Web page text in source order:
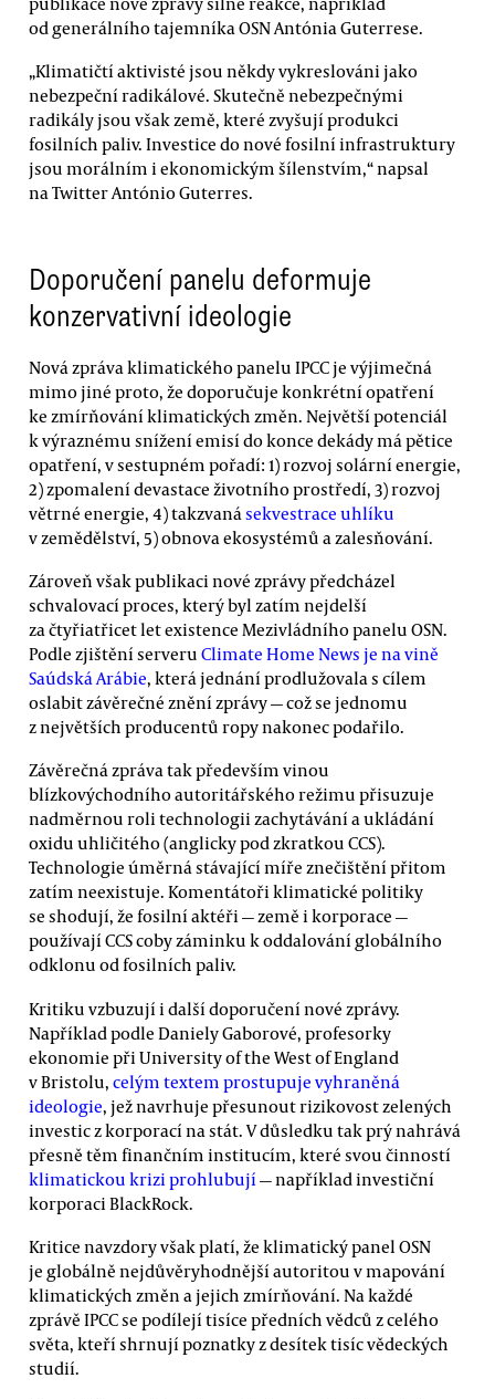
od generálního tajemníka OSN Antónia Guterrese.
„Klimatičtí aktivisté jsou někdy vykreslováni jako
nebezpeční radikálové. Skutečně nebezpečnými
radikály jsou však země, které zvyšují produkci
fosilních paliv. Investice do nové fosilní infrastruktury
jsou morálním i ekonomickým šílenstvím,“ napsal
na Twitter António Guterres.
Doporučení panelu deformuje
konzervativní ideologie
Nová zpráva klimatického panelu IPCC je výjimečná
mimo jiné proto, že doporučuje konkrétní opatření
ke zmírňování klimatických změn. Největší potenciál
k výraznému snížení emisí do konce dekády má pětice
opatření, v sestupném pořadí: 1) rozvoj solární energie,
2) zpomalení devastace životního prostředí, 3) rozvoj
větrné energie, 4) takzvaná sekvestrace uhlíku
v zemědělství, 5) obnova ekosystémů a zalesňování.
Zároveň však publikaci nové zprávy předcházel
schvalovací proces, který byl zatím nejdelší
za čtyřiatřicet let existence Mezivládního panelu OSN.
Podle zjištění serveru Climate Home News je na vině
Saúdská Arábie, která jednání prodlužovala s cílem
oslabit závěrečné znění zprávy — což se jednomu
z největších producentů ropy nakonec podařilo.
Závěrečná zpráva tak především vinou
blízkovýchodního autoritářského režimu přisuzuje
nadměrnou roli technologii zachytávání a ukládání
oxidu uhličitého (anglicky pod zkratkou CCS).
Technologie úměrná stávající míře znečištění přitom
zatím neexistuje. Komentátoři klimatické politiky
se shodují, že fosilní aktéři — země i korporace —
používají CCS coby záminku k oddalování globálního
odklonu od fosilních paliv.
Kritiku vzbuzují i další doporučení nové zprávy.
Například podle Daniely Gaborové, profesorky
ekonomie při University of the West of England
v Bristolu, celým textem prostupuje vyhraněná
ideologie, jež navrhuje přesunout rizikovost zelených
investic z korporací na stát. V důsledku tak prý nahrává
přesně těm finančním institucím, které svou činností
klimatickou krizi prohlubují — například investiční
korporaci BlackRock.
Kritice navzdory však platí, že klimatický panel OSN
je globálně nejdůvěryhodnější autoritou v mapování
klimatických změn a jejich zmírňování. Na každé
zprávě IPCC se podílejí tisíce předních vědců z celého
světa, kteří shrnují poznatky z desítek tisíc vědeckých
studií.